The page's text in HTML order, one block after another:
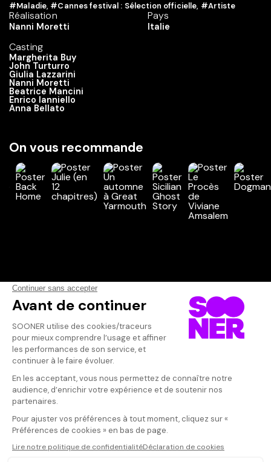
#Maladie, #Cannes festival : Sélection officielle, #Artiste
Réalisation
Nanni Moretti
Casting
Margherita Buy
John Turturro
Giulia Lazzarini
Nanni Moretti
Beatrice Mancini
Enrico Ianniello
Anna Bellato
Pays
Italie
On vous recommande
Vos avis
Donnez votre avis
Votre note
Votre commentaire
Il faut vous connecter pour
publier un avis
Beau film ,
de beaux
d'humour